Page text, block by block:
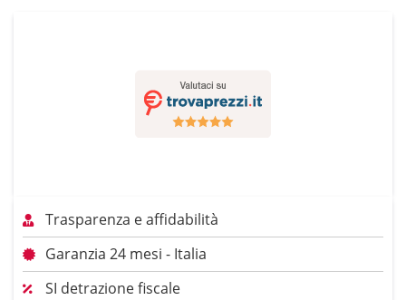
Trasparenza e affidabilità
Garanzia 24 mesi - Italia
SI detrazione fiscale